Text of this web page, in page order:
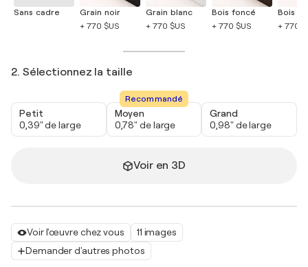
Voir l'œuvre chez vous
11 images
Demander d'autres photos
Sans cadre
Grain noir
+ 770 $US
Grain blanc
+ 770 $US
Bois foncé
+ 770 $US
Bois
+ 770
2. Sélectionnez la taille
Petit
0,39" de large
Recommandé
Moyen
0,78" de large
Grand
0,98" de large
Voir en 3D